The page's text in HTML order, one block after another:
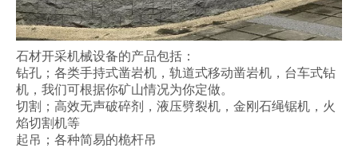
石材开采机械设备的产品包括：
钻孔；各类手持式凿岩机，轨道式移动凿岩机，台车式钻
机，我们可根据你矿山情况为你定做。
切割；高效无声破碎剂，液压劈裂机，金刚石绳锯机，火
焰切割机等
起吊；各种简易的桅杆吊